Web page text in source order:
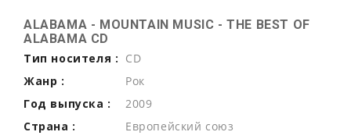
ALABAMA - MOUNTAIN MUSIC - THE BEST OF
ALABAMA CD
Тип носителя : CD
Жанр :
Рок
Год выпуска :
2009
Страна :
Европейский союз